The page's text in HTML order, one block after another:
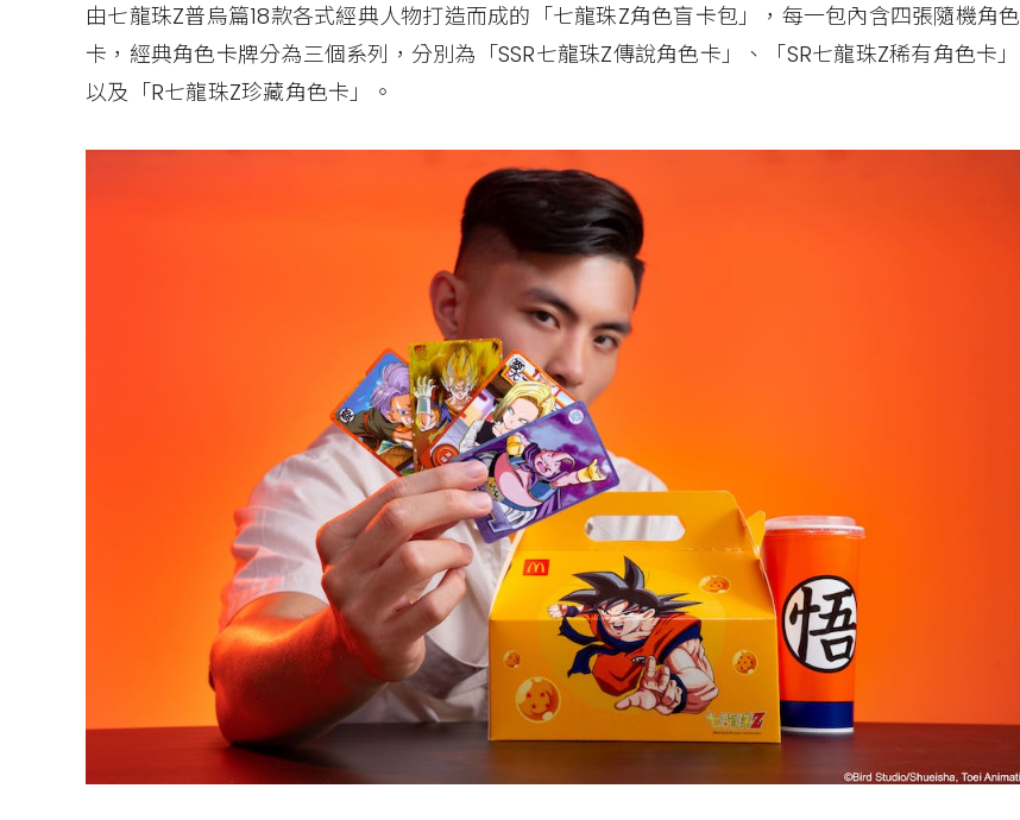
由七龍珠Z普烏篇18款各式經典人物打造而成的「七龍珠Z角色盲卡包」，每一包內含四張隨機角色
卡，經典角色卡牌分為三個系列，分別為「SSR七龍珠Z傳說角色卡」、「SR七龍珠Z稀有角色卡」
以及「R七龍珠Z珍藏角色卡」。